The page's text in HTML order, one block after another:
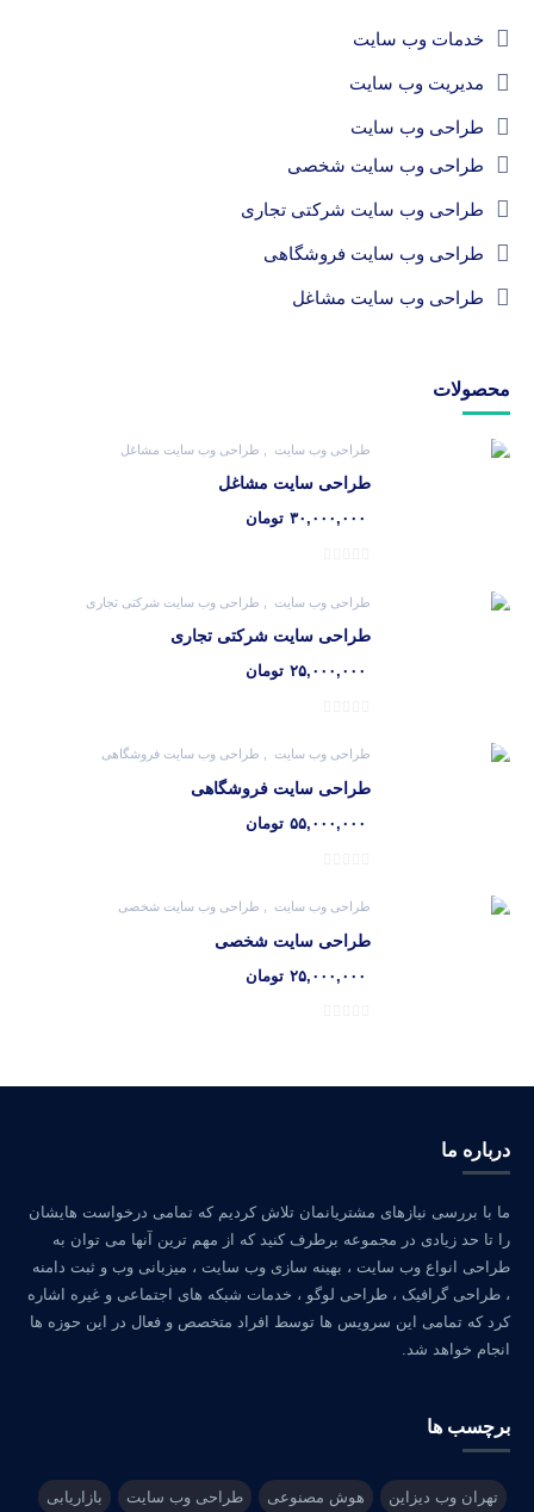
خدمات وب سایت
مدیریت وب سایت
طراحی وب سایت
طراحی وب سایت شخصی
طراحی وب سایت شرکتی تجاری
طراحی وب سایت فروشگاهی
طراحی وب سایت مشاغل
محصولات
طراحی وب سایت طراحی وب سایت مشاغل
طراحی سایت مشاغل
تومان
طراحی وب سایت طراحی وب سایت شرکتی تجاری
طراحی سایت شرکتی تجاری
تومان
طراحی وب سایت طراحی وب سایت فروشگاهی
طراحی سایت فروشگاهی
تومان
طراحی وب سایت طراحی وب سایت شخصی
طراحی سایت شخصی
تومان
درباره ما
ما با بررسی نیازهای مشتریانمان تلاش کردیم که تمامی درخواست هایشان
را تا حد زیادی در مجموعه برطرف کنید که از مهم ترین آنها می توان به
طراحی انواع وب سایت ، بهینه سازی وب سایت ، میزبانی وب و ثبت دامنه
، طراحی گرافیک ، طراحی لوگو ، خدمات شبکه های اجتماعی و غیره اشاره
کرد که تمامی این سرویس ها توسط افراد متخصص و فعال در این حوزه ها
انجام خواهد شد.
برچسب ها
تهران وب دیزاین هوش مصنوعی طراحی وب سایت بازاریابی